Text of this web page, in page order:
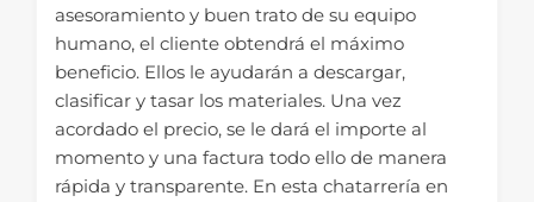
asesoramiento y buen trato de su equipo
humano, el cliente obtendrá el máximo
beneficio. Ellos le ayudarán a descargar,
clasificar y tasar los materiales. Una vez
acordado el precio, se le dará el importe al
momento y una factura todo ello de manera
rápida y transparente. En esta chatarrería en